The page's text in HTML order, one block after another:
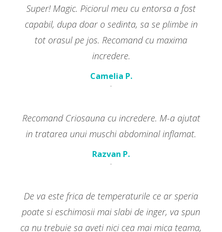
Super! Magic. Piciorul meu cu entorsa a fost
capabil, dupa doar o sedinta, sa se plimbe in
tot orasul pe jos. Recomand cu maxima
incredere.
Camelia P.
-
Recomand Criosauna cu incredere. M-a ajutat
in tratarea unui muschi abdominal inflamat.
Razvan P.
-
De va este frica de temperaturile ce ar speria
poate si eschimosii mai slabi de inger, va spun
ca nu trebuie sa aveti nici cea mai mica teama,